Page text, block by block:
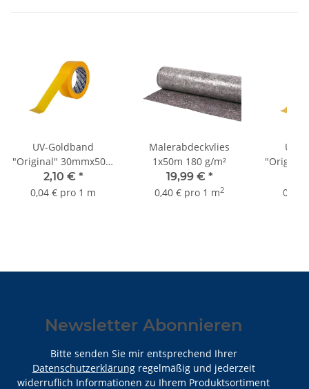
UV-Goldband
"Original" 30mmx50m
bis 3 Monate Sorte
K055
2,10 € *
0,04 € pro 1 m
Malerabdeckvlies
1x50m 180 g/m²
19,99 € *
0,40 € pro 1 m2
UV-
0,04
Newsletter Abonnieren
Bitte senden Sie mir entsprechend Ihrer
Datenschutzerklärungregelmäßig und jederzeit
widerruflich Informationen zu Ihrem Produktsortiment